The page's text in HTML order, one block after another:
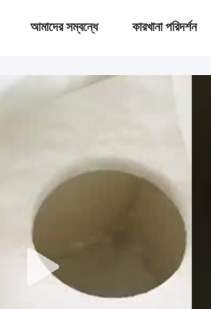
আমাদের সম্বন্ধে কারখানা পরিদর্শন